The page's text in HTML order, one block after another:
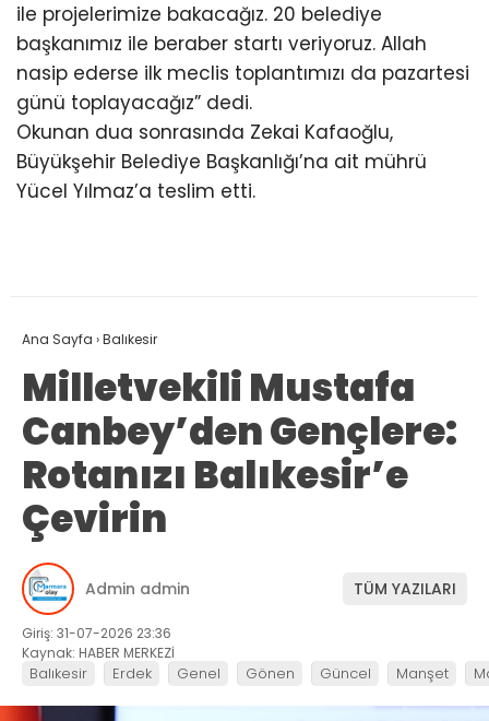
ile projelerimize bakacağız. 20 belediye
başkanımız ile beraber startı veriyoruz. Allah
nasip ederse ilk meclis toplantımızı da pazartesi
günü toplayacağız” dedi.
Okunan dua sonrasında Zekai Kafaoğlu,
Büyükşehir Belediye Başkanlığı’na ait mührü
Yücel Yılmaz’a teslim etti.
Ana Sayfa ›Balıkesir
Milletvekili Mustafa
Canbey’den Gençlere:
Rotanızı Balıkesir’e
Çevirin
Admin admin TÜM YAZILARI
Giriş: 31-07-2026 23:36
Kaynak: HABER MERKEZİ
Balıkesir Erdek Genel Gönen Güncel Manşet